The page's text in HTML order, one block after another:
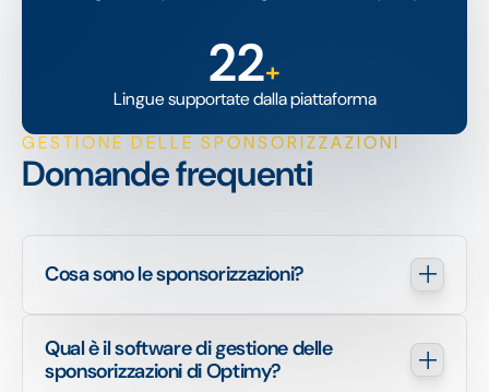
22+
Lingue supportate dalla piattaforma
GESTIONE DELLE SPONSORIZZAZIONI
Domande frequenti
Cosa sono le sponsorizzazioni?
Qual è il software di gestione delle
sponsorizzazioni di Optimy?